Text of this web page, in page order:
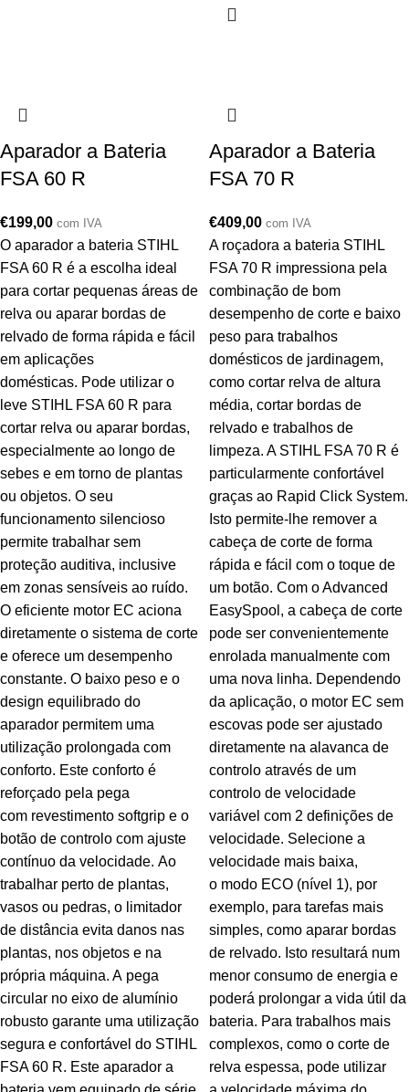
Aparador a Bateria
FSA 60 R
€199,00 com IVA
O aparador a bateria STIHL
FSA 60 R é a escolha ideal
para cortar pequenas áreas de
relva ou aparar bordas de
relvado de forma rápida e fácil
em aplicações
domésticas. Pode utilizar o
leve STIHL FSA 60 R para
cortar relva ou aparar bordas,
especialmente ao longo de
sebes e em torno de plantas
ou objetos. O seu
funcionamento silencioso
permite trabalhar sem
proteção auditiva, inclusive
em zonas sensíveis ao ruído.
O eficiente motor EC aciona
diretamente o sistema de corte
e oferece um desempenho
constante. O baixo peso e o
design equilibrado do
aparador permitem uma
utilização prolongada com
conforto. Este conforto é
reforçado pela pega
com revestimento softgrip e o
botão de controlo com ajuste
contínuo da velocidade. Ao
trabalhar perto de plantas,
vasos ou pedras, o limitador
de distância evita danos nas
plantas, nos objetos e na
própria máquina. A pega
circular no eixo de alumínio
robusto garante uma utilização
segura e confortável do STIHL
FSA 60 R. Este aparador a
Aparador a Bateria
FSA 70 R
€409,00 com IVA
A roçadora a bateria STIHL
FSA 70 R impressiona pela
combinação de bom
desempenho de corte e baixo
peso para trabalhos
domésticos de jardinagem,
como cortar relva de altura
média, cortar bordas de
relvado e trabalhos de
limpeza. A STIHL FSA 70 R é
particularmente confortável
graças ao Rapid Click System.
Isto permite-lhe remover a
cabeça de corte de forma
rápida e fácil com o toque de
um botão. Com o Advanced
EasySpool, a cabeça de corte
pode ser convenientemente
enrolada manualmente com
uma nova linha. Dependendo
da aplicação, o motor EC sem
escovas pode ser ajustado
diretamente na alavanca de
controlo através de um
controlo de velocidade
variável com 2 definições de
velocidade. Selecione a
velocidade mais baixa,
o modo ECO (nível 1), por
exemplo, para tarefas mais
simples, como aparar bordas
de relvado. Isto resultará num
menor consumo de energia e
poderá prolongar a vida útil da
bateria. Para trabalhos mais
complexos, como o corte de
relva espessa, pode utilizar